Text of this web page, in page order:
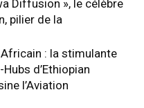
Diffusion », le célèbre
pilier de la
Africain : la stimulante
d’Ethiopian
l’Aviation